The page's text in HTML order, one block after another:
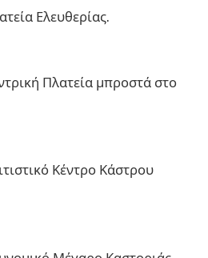
Ελευθερίας.
Πλατεία μπροστά στο
Κέντρο Κάστρου